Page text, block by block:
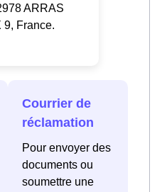
ARRAS
9, France.
Courrier de
réclamation
Pour envoyer des
documents ou
soumettre une